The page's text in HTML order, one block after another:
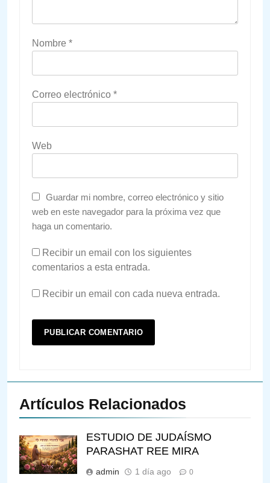
Nombre *
Correo electrónico *
Web
Guardar mi nombre, correo electrónico y sitio
web en este navegador para la próxima vez que
haga un comentario.
Recibir un email con los siguientes
comentarios a esta entrada.
Recibir un email con cada nueva entrada.
Artículos Relacionados
ESTUDIO DE JUDAÍSMO
PARASHAT REE MIRA
admin 1 día ago 0